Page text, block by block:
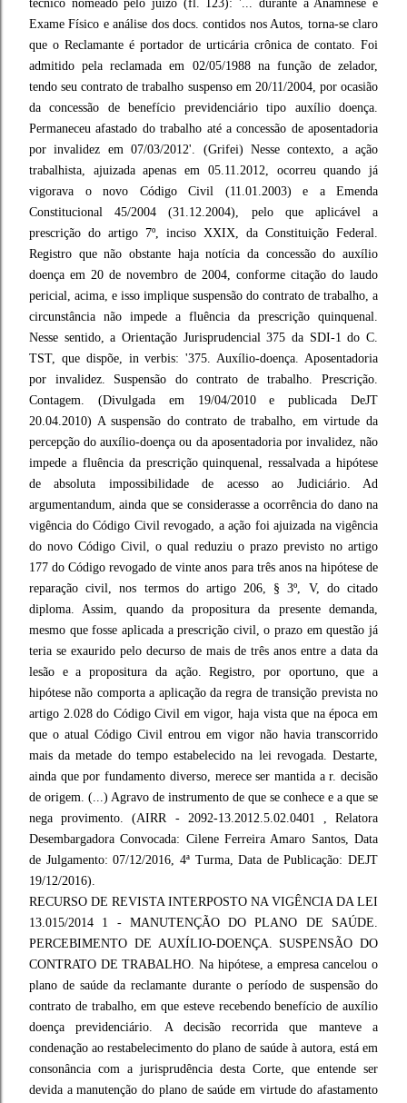
técnico nomeado pelo juízo (fl. 123): '... durante a Anamnese e
Exame Físico e análise dos docs. contidos nos Autos, torna-se claro
que o Reclamante é portador de urticária crônica de contato. Foi
admitido pela reclamada em 02/05/1988 na função de zelador,
tendo seu contrato de trabalho suspenso em 20/11/2004, por ocasião
da concessão de benefício previdenciário tipo auxílio doença.
Permaneceu afastado do trabalho até a concessão de aposentadoria
por invalidez em 07/03/2012'. (Grifei) Nesse contexto, a ação
trabalhista, ajuizada apenas em 05.11.2012, ocorreu quando já
vigorava o novo Código Civil (11.01.2003) e a Emenda
Constitucional 45/2004 (31.12.2004), pelo que aplicável a
prescrição do artigo 7º, inciso XXIX, da Constituição Federal.
Registro que não obstante haja notícia da concessão do auxílio
doença em 20 de novembro de 2004, conforme citação do laudo
pericial, acima, e isso implique suspensão do contrato de trabalho, a
circunstância não impede a fluência da prescrição quinquenal.
Nesse sentido, a Orientação Jurisprudencial 375 da SDI-1 do C.
TST, que dispõe, in verbis: '375. Auxílio-doença. Aposentadoria
por invalidez. Suspensão do contrato de trabalho. Prescrição.
Contagem. (Divulgada em 19/04/2010 e publicada DeJT
20.04.2010) A suspensão do contrato de trabalho, em virtude da
percepção do auxílio-doença ou da aposentadoria por invalidez, não
impede a fluência da prescrição quinquenal, ressalvada a hipótese
de absoluta impossibilidade de acesso ao Judiciário. Ad
argumentandum, ainda que se considerasse a ocorrência do dano na
vigência do Código Civil revogado, a ação foi ajuizada na vigência
do novo Código Civil, o qual reduziu o prazo previsto no artigo
177 do Código revogado de vinte anos para três anos na hipótese de
reparação civil, nos termos do artigo 206, § 3º, V, do citado
diploma. Assim, quando da propositura da presente demanda,
mesmo que fosse aplicada a prescrição civil, o prazo em questão já
teria se exaurido pelo decurso de mais de três anos entre a data da
lesão e a propositura da ação. Registro, por oportuno, que a
hipótese não comporta a aplicação da regra de transição prevista no
artigo 2.028 do Código Civil em vigor, haja vista que na época em
que o atual Código Civil entrou em vigor não havia transcorrido
mais da metade do tempo estabelecido na lei revogada. Destarte,
ainda que por fundamento diverso, merece ser mantida a r. decisão
de origem. (...) Agravo de instrumento de que se conhece e a que se
nega provimento. (AIRR - 2092-13.2012.5.02.0401 , Relatora
Desembargadora Convocada: Cilene Ferreira Amaro Santos, Data
de Julgamento: 07/12/2016, 4ª Turma, Data de Publicação: DEJT
19/12/2016).
RECURSO DE REVISTA INTERPOSTO NA VIGÊNCIA DA LEI
13.015/2014 1 - MANUTENÇÃO DO PLANO DE SAÚDE.
PERCEBIMENTO DE AUXÍLIO-DOENÇA. SUSPENSÃO DO
CONTRATO DE TRABALHO. Na hipótese, a empresa cancelou o
plano de saúde da reclamante durante o período de suspensão do
contrato de trabalho, em que esteve recebendo benefício de auxílio
doença previdenciário. A decisão recorrida que manteve a
condenação ao restabelecimento do plano de saúde à autora, está em
consonância com a jurisprudência desta Corte, que entende ser
devida a manutenção do plano de saúde em virtude do afastamento